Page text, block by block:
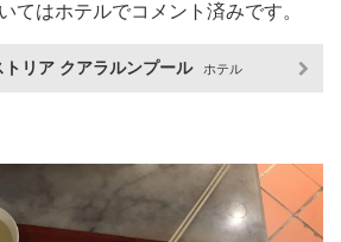
てはホテルでコメント済みです。
リア クアラルンプール ホテル